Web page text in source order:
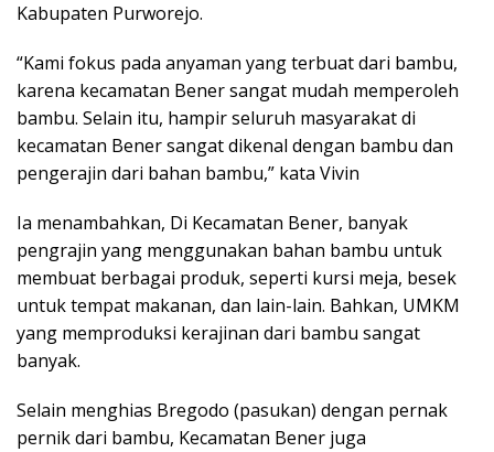
Kabupaten Purworejo.
“Kami fokus pada anyaman yang terbuat dari bambu,
karena kecamatan Bener sangat mudah memperoleh
bambu. Selain itu, hampir seluruh masyarakat di
kecamatan Bener sangat dikenal dengan bambu dan
pengerajin dari bahan bambu,” kata Vivin
Ia menambahkan, Di Kecamatan Bener, banyak
pengrajin yang menggunakan bahan bambu untuk
membuat berbagai produk, seperti kursi meja, besek
untuk tempat makanan, dan lain-lain. Bahkan, UMKM
yang memproduksi kerajinan dari bambu sangat
banyak.
Selain menghias Bregodo (pasukan) dengan pernak
pernik dari bambu, Kecamatan Bener juga